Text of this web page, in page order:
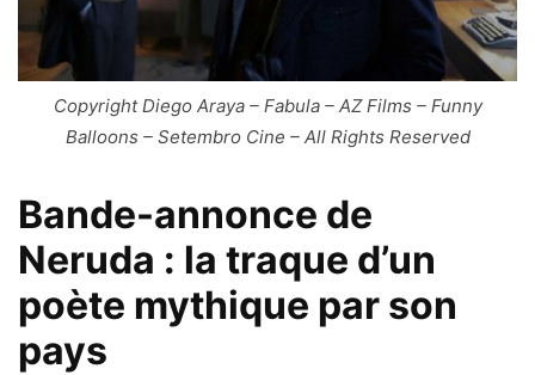
Copyright Diego Araya – Fabula – AZ Films – Funny
Balloons – Setembro Cine – All Rights Reserved
Bande-annonce de
Neruda : la traque d’un
poète mythique par son
pays